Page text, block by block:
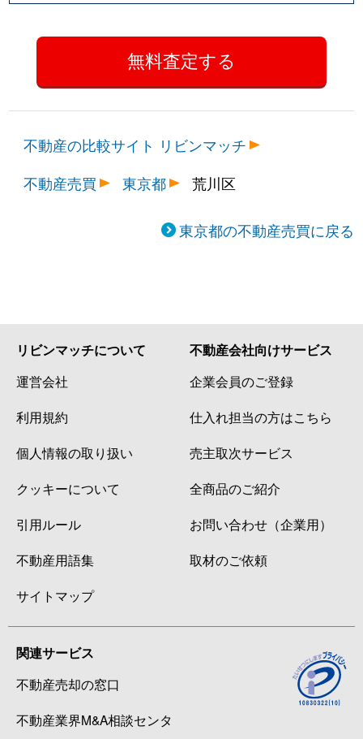
不動産の比較サイト リビンマッチ
不動産売買
東京都 荒川区
東京都の不動産売買に戻る
リビンマッチについて
運営会社
利用規約
個人情報の取り扱い
クッキーについて
引用ルール
不動産用語集
サイトマップ
不動産会社向けサービス
企業会員のご登録
仕入れ担当の方はこちら
売主取次サービス
全商品のご紹介
お問い合わせ（企業用）
取材のご依頼
関連サービス
不動産売却の窓口
不動産業界M&A相談センタ